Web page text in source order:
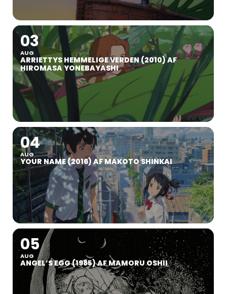
03
AUG
ARRIETTYS HEMMELIGE VERDEN (2010) AF
HIROMASA YONEBAYASHI
04
AUG
YOUR NAME (2016) AF MAKOTO SHINKAI
05
AUG
ANGEL’S EGG (1985) AF MAMORU OSHII